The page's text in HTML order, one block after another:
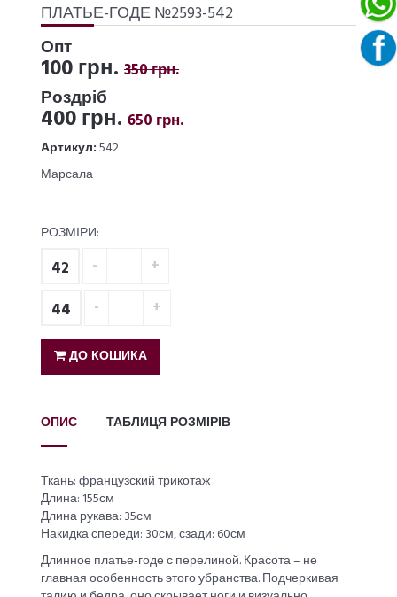
ПЛАТЬЕ-ГОДЕ №2593-542
Опт
100 грн. 350 грн.
Роздріб
400 грн. 650 грн.
Артикул:542
Марсала
РОЗМІРИ:
42
44
ДО КОШИКА
ОПИС ТАБЛИЦЯ РОЗМІРІВ
Ткань: французский трикотаж
Длина: 155см
Длина рукава: 35см
Накидка спереди: 30см, сзади: 60см
Длинное платье-годе с перелиной. Красота – не
главная особенность этого убранства. Подчеркивая